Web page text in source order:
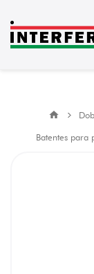
Batentes para